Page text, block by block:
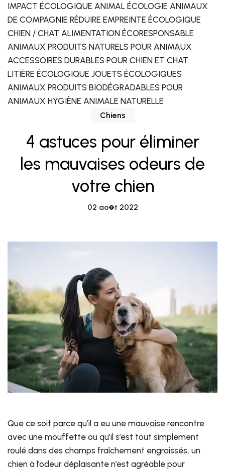
IMPACT ÉCOLOGIQUE ANIMAL ÉCOLOGIE ANIMAUX
DE COMPAGNIE RÉDUIRE EMPREINTE ÉCOLOGIQUE
CHIEN / CHAT ALIMENTATION ÉCORESPONSABLE
ANIMAUX PRODUITS NATURELS POUR ANIMAUX
ACCESSOIRES DURABLES POUR CHIEN ET CHAT
LITIÈRE ÉCOLOGIQUE JOUETS ÉCOLOGIQUES
ANIMAUX PRODUITS BIODÉGRADABLES POUR
ANIMAUX HYGIÈNE ANIMALE NATURELLE
Chiens
4 astuces pour éliminer
les mauvaises odeurs de
votre chien
02 ao�t 2022
Que ce soit parce qu’il a eu une mauvaise rencontre
avec une mouffette ou qu’il s’est tout simplement
roulé dans des champs fraîchement engraissés, un
chien à l’odeur déplaisante n’est agréable pour